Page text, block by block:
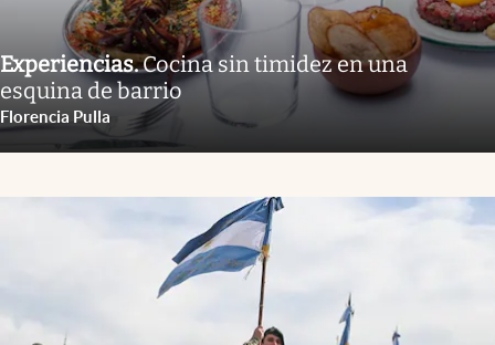
Experiencias.Cocina sin timidez en una
esquina de barrio
Florencia Pulla